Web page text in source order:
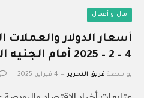
مال و أعمال
أسعار الدولار والعملات
4 – 2 – 2025 أمام الجنيه المصري
بواسطة فريق التحرير 4 فبراير، 2025